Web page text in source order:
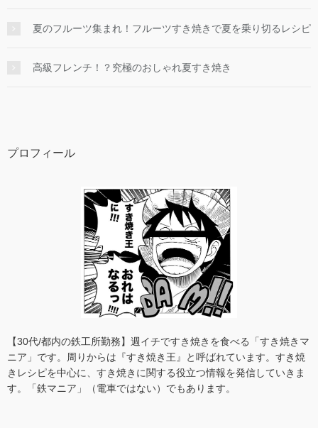
夏のフルーツ集まれ！フルーツすき焼きで夏を乗り切るレシピ
高級フレンチ！？究極のおしゃれ夏すき焼き
プロフィール
【30代/都内の鉄工所勤務】週イチですき焼きを食べる「すき焼きマ
ニア」です。周りからは『すき焼き王』と呼ばれています。すき焼
きレシピを中心に、すき焼きに関する役立つ情報を発信していきま
す。「鉄マニア」（電車ではない）でもあります。